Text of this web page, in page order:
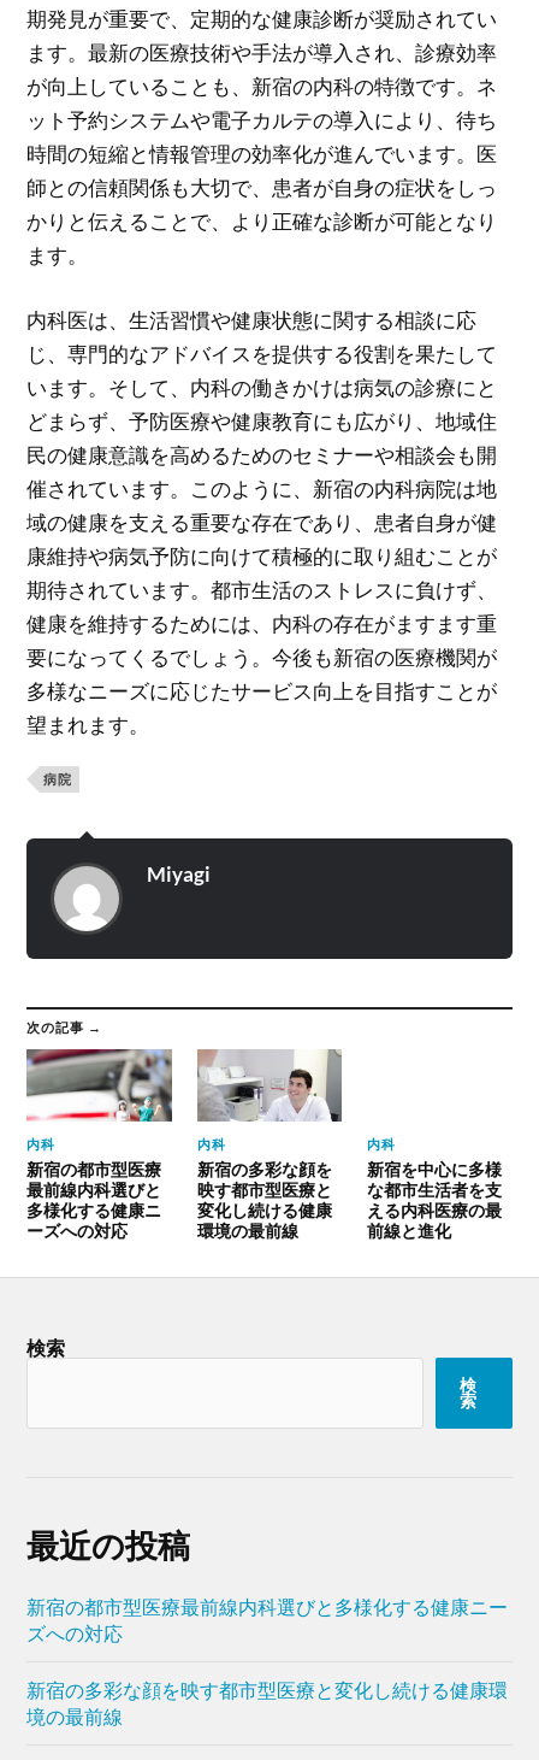
期発見が重要で、定期的な健康診断が奨励されてい
ます。最新の医療技術や手法が導入され、診療効率
が向上していることも、新宿の内科の特徴です。ネ
ット予約システムや電子カルテの導入により、待ち
時間の短縮と情報管理の効率化が進んでいます。医
師との信頼関係も大切で、患者が自身の症状をしっ
かりと伝えることで、より正確な診断が可能となり
ます。
内科医は、生活習慣や健康状態に関する相談に応
じ、専門的なアドバイスを提供する役割を果たして
います。そして、内科の働きかけは病気の診療にと
どまらず、予防医療や健康教育にも広がり、地域住
民の健康意識を高めるためのセミナーや相談会も開
催されています。このように、新宿の内科病院は地
域の健康を支える重要な存在であり、患者自身が健
康維持や病気予防に向けて積極的に取り組むことが
期待されています。都市生活のストレスに負けず、
健康を維持するためには、内科の存在がますます重
要になってくるでしょう。今後も新宿の医療機関が
多様なニーズに応じたサービス向上を目指すことが
望まれます。
病院
Miyagi
次の記事 →
内科
新宿の都市型医療
最前線内科選びと
多様化する健康ニ
ーズへの対応
内科
新宿の多彩な顔を
映す都市型医療と
変化し続ける健康
環境の最前線
内科
新宿を中心に多様
な都市生活者を支
える内科医療の最
前線と進化
検索
検
索
最近の投稿
新宿の都市型医療最前線内科選びと多様化する健康ニー
ズへの対応
新宿の多彩な顔を映す都市型医療と変化し続ける健康環
境の最前線